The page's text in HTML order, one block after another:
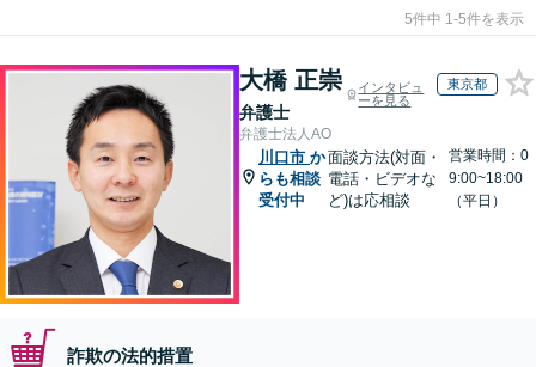
5件中 1-5件を表示
大橋 正崇
弁護士
インタビュ
ーを見る
東京都
弁護士法人AO
川口市 か
らも相談
受付中
面談方法(対面・
電話・ビデオな
ど)は応相談
営業時間：0
9:00~18:00
（平日）
詐欺の法的措置